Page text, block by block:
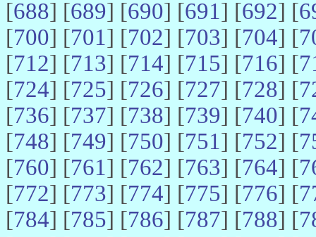
[688] [689] [690] [691] [692] [
[700] [701] [702] [703] [704] [
[712] [713] [714] [715] [716] [
[724] [725] [726] [727] [728] [
[736] [737] [738] [739] [740] [
[748] [749] [750] [751] [752] [
[760] [761] [762] [763] [764] [
[772] [773] [774] [775] [776] [
[784] [785] [786] [787] [788] [